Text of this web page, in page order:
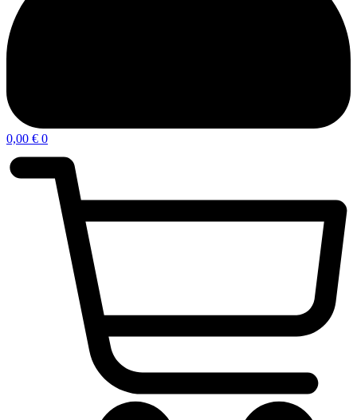
0,00 € 0